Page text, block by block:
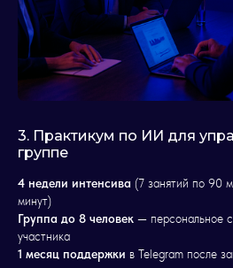
3. Практикум по ИИ для
группе
4 недели интенсива (7 занятий по 90
минут)
Группа до 8 человек — персональное
участника
1 месяц поддержки в Telegram после
— Если вам интересно, как делать
изменения шаг за шагом